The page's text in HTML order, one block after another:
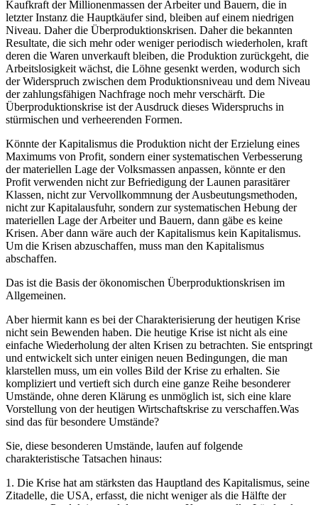
Kaufkraft der Millionenmassen der Arbeiter und Bauern, die in
letzter Instanz die Hauptkäufer sind, bleiben auf einem niedrigen
Niveau. Daher die Überproduktionskrisen. Daher die bekannten
Resultate, die sich mehr oder weniger periodisch wiederholen, kraft
deren die Waren unverkauft bleiben, die Produktion zurückgeht, die
Arbeitslosigkeit wächst, die Löhne gesenkt werden, wodurch sich
der Widerspruch zwischen dem Produktionsniveau und dem Niveau
der zahlungsfähigen Nachfrage noch mehr verschärft. Die
Überproduktionskrise ist der Ausdruck dieses Widerspruchs in
stürmischen und verheerenden Formen.
Könnte der Kapitalismus die Produktion nicht der Erzielung eines
Maximums von Profit, sondern einer systematischen Verbesserung
der materiellen Lage der Volksmassen anpassen, könnte er den
Profit verwenden nicht zur Befriedigung der Launen parasitärer
Klassen, nicht zur Vervollkommnung der Ausbeutungsmethoden,
nicht zur Kapitalausfuhr, sondern zur systematischen Hebung der
materiellen Lage der Arbeiter und Bauern, dann gäbe es keine
Krisen. Aber dann wäre auch der Kapitalismus kein Kapitalismus.
Um die Krisen abzuschaffen, muss man den Kapitalismus
abschaffen.
Das ist die Basis der ökonomischen Überproduktionskrisen im
Allgemeinen.
Aber hiermit kann es bei der Charakterisierung der heutigen Krise
nicht sein Bewenden haben. Die heutige Krise ist nicht als eine
einfache Wiederholung der alten Krisen zu betrachten. Sie entspringt
und entwickelt sich unter einigen neuen Bedingungen, die man
klarstellen muss, um ein volles Bild der Krise zu erhalten. Sie
kompliziert und vertieft sich durch eine ganze Reihe besonderer
Umstände, ohne deren Klärung es unmöglich ist, sich eine klare
Vorstellung von der heutigen Wirtschaftskrise zu verschaffen.Was
sind das für besondere Umstände?
Sie, diese besonderen Umstände, laufen auf folgende
charakteristische Tatsachen hinaus:
1. Die Krise hat am stärksten das Hauptland des Kapitalismus, seine
Zitadelle, die USA, erfasst, die nicht weniger als die Hälfte der